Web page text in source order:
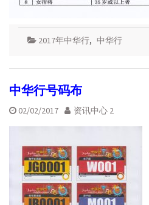
2017年中华行, 中华行
中华行号码布
02/02/2017 资讯中心 2